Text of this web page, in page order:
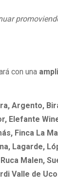
con una
Argento,
Elefante
Finca La
Lagarde,
Malen,
Valle de